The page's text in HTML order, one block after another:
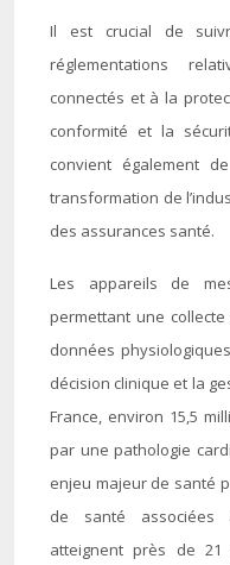
Il est crucial de
réglementations
connectés et à la
conformité et la
convient également
transformation de
des assurances santé.
Les appareils de
permettant une
données
décision clinique et la
France, environ 15,5
par une pathologie
enjeu majeur de santé
de santé associées
atteignent près de 21